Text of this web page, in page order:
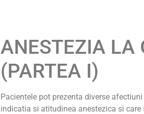
ANESTEZIA LA
(PARTEA I)
Pacientele pot prezenta diverse
indicatia si atitudinea anestezica si